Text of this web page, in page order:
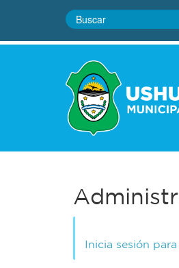
Inicia sesión